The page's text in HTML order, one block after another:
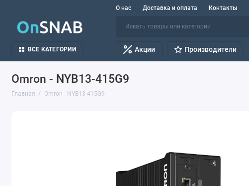
О нас Доставка и оплата Контакты
ВСЕ КАТЕГОРИИ Акции Производители
Omron - NYB13-415G9
Главная Omron - NYB13-415G9